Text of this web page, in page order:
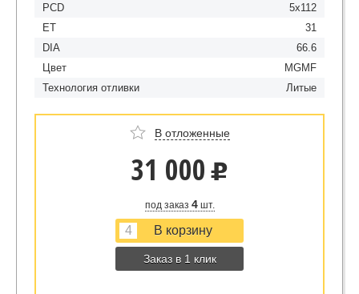
PCD
5x112
ET
31
DIA
66.6
Цвет
MGMF
Технология отливки
Литые
В отложенные
31 000 u
под заказ 4шт.
Заказ в 1 клик